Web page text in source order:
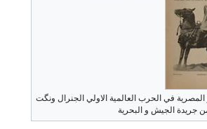
المصرية في الحرب العالمية الاولي الجنرال ونگت
جريدة الجيش و البحرية